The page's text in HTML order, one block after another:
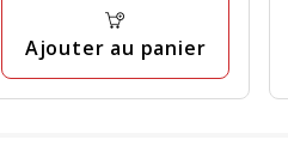
Ajouter au panier